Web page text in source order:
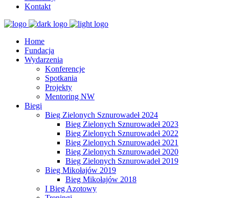
Kontakt
Home
Fundacja
Wydarzenia
Konferencje
Spotkania
Projekty
Mentoring NW
Biegi
Bieg Zielonych Sznurowadeł 2024
Bieg Zielonych Sznurowadeł 2023
Bieg Zielonych Sznurowadeł 2022
Bieg Zielonych Sznurowadeł 2021
Bieg Zielonych Sznurowadeł 2020
Bieg Zielonych Sznurowadeł 2019
Bieg Mikołajów 2019
Bieg Mikołajów 2018
I Bieg Azotowy